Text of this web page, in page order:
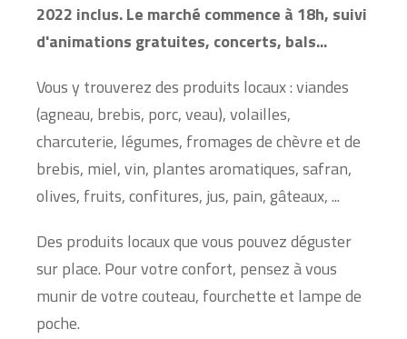
2022 inclus. Le marché commence à 18h, suivi
d'animations gratuites, concerts, bals...
Vous y trouverez des produits locaux : viandes
(agneau, brebis, porc, veau), volailles,
charcuterie, légumes, fromages de chèvre et de
brebis, miel, vin, plantes aromatiques, safran,
olives, fruits, confitures, jus, pain, gâteaux, ...
Des produits locaux que vous pouvez déguster
sur place. Pour votre confort, pensez à vous
munir de votre couteau, fourchette et lampe de
poche.